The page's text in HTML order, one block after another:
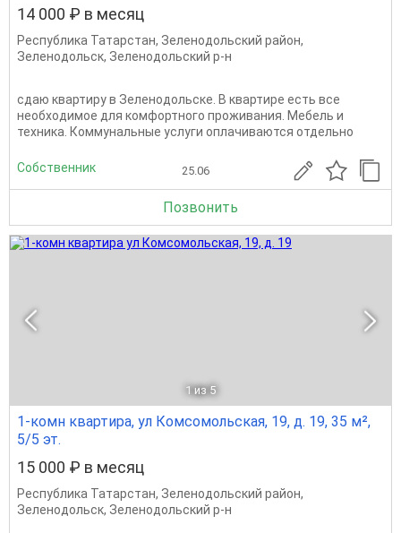
14 000 ₽ в месяц
Республика Татарстан, Зеленодольский район,
Зеленодольск, Зеленодольский р-н
сдаю квартиру в Зеленодольске. В квартире есть все
необходимое для комфортного проживания. Мебель и
техника. Коммунальные услуги оплачиваются отдельно
Собственник 25.06
Позвонить
1 из 5
1-комн квартира, ул Комсомольская, 19, д. 19, 35 м²,
5/5 эт.
15 000 ₽ в месяц
Республика Татарстан, Зеленодольский район,
Зеленодольск, Зеленодольский р-н